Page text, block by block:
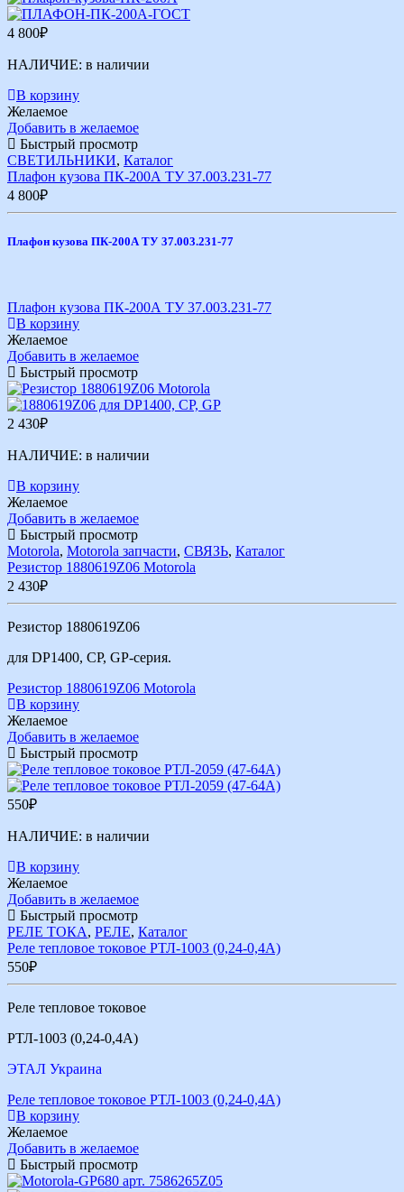
4 800₽
НАЛИЧИЕ: в наличии
В корзину
Желаемое
Добавить в желаемое
Быстрый просмотр
СВЕТИЛЬНИКИ, Каталог
Плафон кузова ПК-200А ТУ 37.003.231-77
4 800₽
Плафон кузова ПК-200А ТУ 37.003.231-77
Плафон кузова ПК-200А ТУ 37.003.231-77
В корзину
Желаемое
Добавить в желаемое
Быстрый просмотр
2 430₽
НАЛИЧИЕ: в наличии
В корзину
Желаемое
Добавить в желаемое
Быстрый просмотр
Motorola, Motorola запчасти, СВЯЗЬ, Каталог
Резистор 1880619Z06 Motorola
2 430₽
Резистор 1880619Z06
для DP1400, CP, GP-серия.
Резистор 1880619Z06 Motorola
В корзину
Желаемое
Добавить в желаемое
Быстрый просмотр
550₽
НАЛИЧИЕ: в наличии
В корзину
Желаемое
Добавить в желаемое
Быстрый просмотр
РЕЛЕ ТОКА, РЕЛЕ, Каталог
Реле тепловое токовое РТЛ-1003 (0,24-0,4А)
550₽
Реле тепловое токовое
РТЛ-1003 (0,24-0,4А)
ЭТАЛ Украина
Реле тепловое токовое РТЛ-1003 (0,24-0,4А)
В корзину
Желаемое
Добавить в желаемое
Быстрый просмотр